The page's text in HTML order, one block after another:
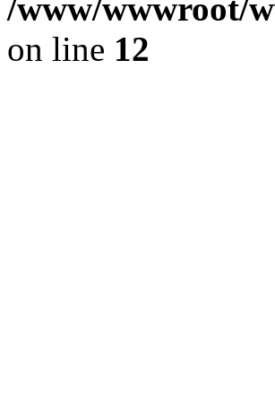
/www/wwwroot/
on line 12